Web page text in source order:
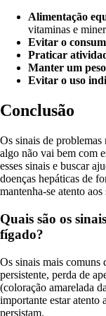
Alimentação
vitaminas e
Evitar o
Praticar
Manter um
Evitar o uso
Conclusão
Os sinais de
algo não vai bem com
esses sinais e buscar
doenças hepáticas de
mantenha-se atento
Quais são os
fígado?
Os sinais mais comuns
persistente, perda de
(coloração amarelada
importante estar atento
persistam.